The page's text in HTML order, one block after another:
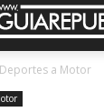
Deportes a Motor